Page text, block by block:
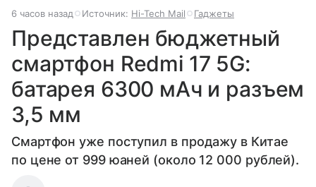
6 часов назад Источник: Hi-Tech Mail Гаджеты
Представлен бюджетный
смартфон Redmi 17 5G:
батарея 6300 мАч и разъем
3,5 мм
Смартфон уже поступил в продажу в Китае
по цене от 999 юаней (около 12 000 рублей).